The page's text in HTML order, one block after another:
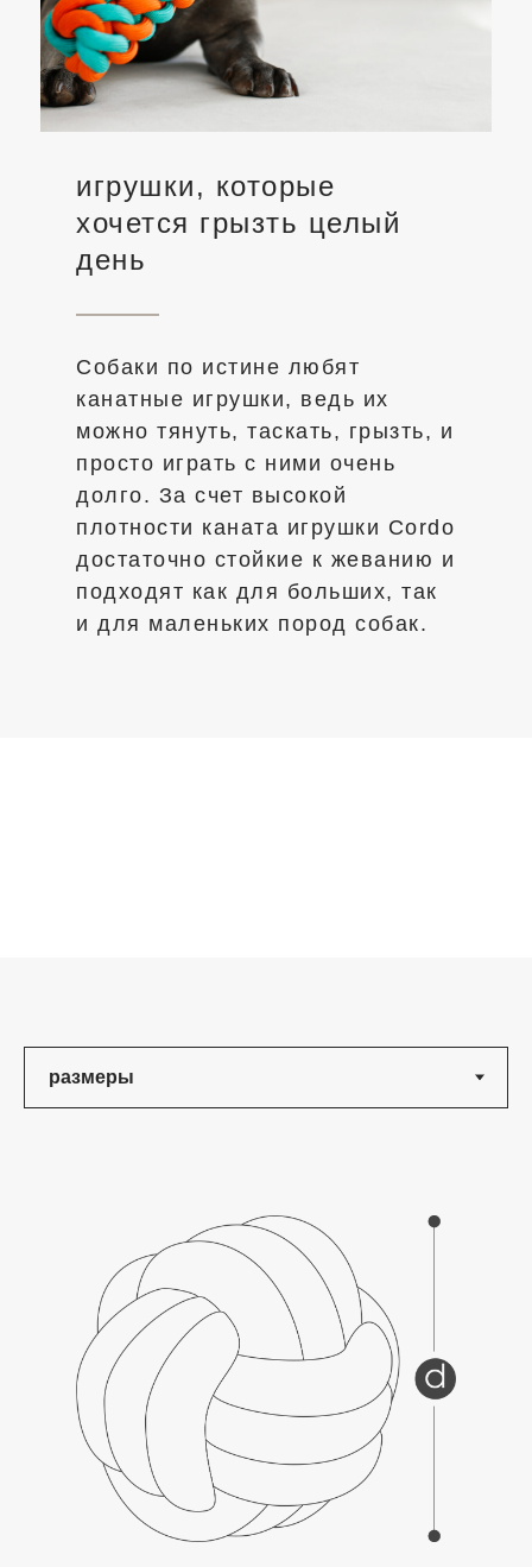
игрушки, которые
хочется грызть целый
день
Собаки по истине любят
канатные игрушки, ведь их
можно тянуть, таскать, грызть, и
просто играть с ними очень
долго. За счет высокой
плотности каната игрушки Cordo
достаточно стойкие к жеванию и
подходят как для больших, так
и для маленьких пород собак.